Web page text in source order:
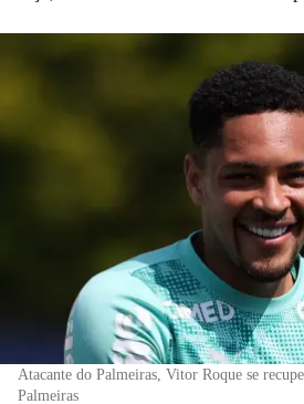
Atacante do Palmeiras, Vitor Roque se
Palmeiras